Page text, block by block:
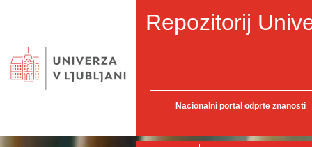
Repozitorij
Nacionalni portal odprte znanosti